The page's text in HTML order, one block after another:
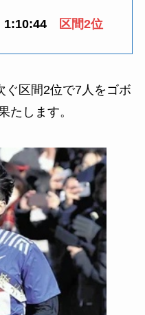
1:10:44 区間2位
ぐ区間2位で7人をゴボ
たします。